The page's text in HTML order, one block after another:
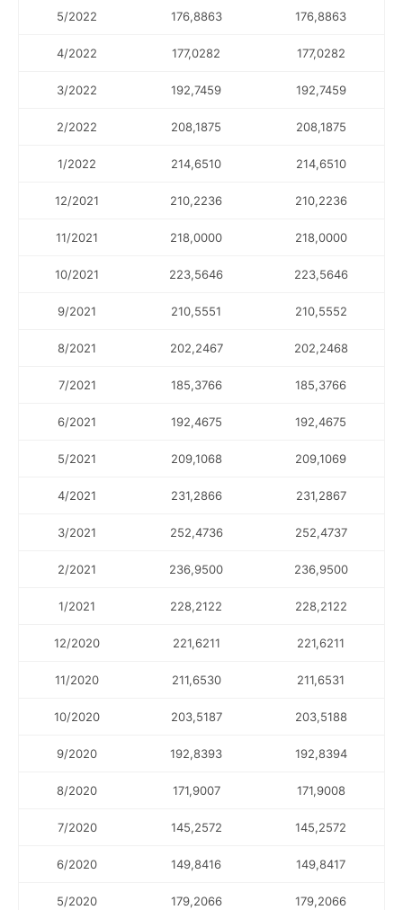
5/2022 176,8863 176,8863
4/2022 177,0282 177,0282
3/2022 192,7459 192,7459
2/2022 208,1875 208,1875
1/2022 214,6510 214,6510
12/2021 210,2236 210,2236
11/2021 218,0000 218,0000
10/2021 223,5646 223,5646
9/2021 210,5551 210,5552
8/2021 202,2467 202,2468
7/2021 185,3766 185,3766
6/2021 192,4675 192,4675
5/2021 209,1068 209,1069
4/2021 231,2866 231,2867
3/2021 252,4736 252,4737
2/2021 236,9500 236,9500
1/2021 228,2122 228,2122
12/2020 221,6211 221,6211
11/2020 211,6530 211,6531
10/2020 203,5187 203,5188
9/2020 192,8393 192,8394
8/2020 171,9007 171,9008
7/2020 145,2572 145,2572
6/2020 149,8416 149,8417
5/2020 179,2066 179,2066